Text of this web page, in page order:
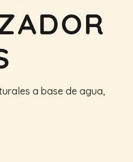
a base de agua,